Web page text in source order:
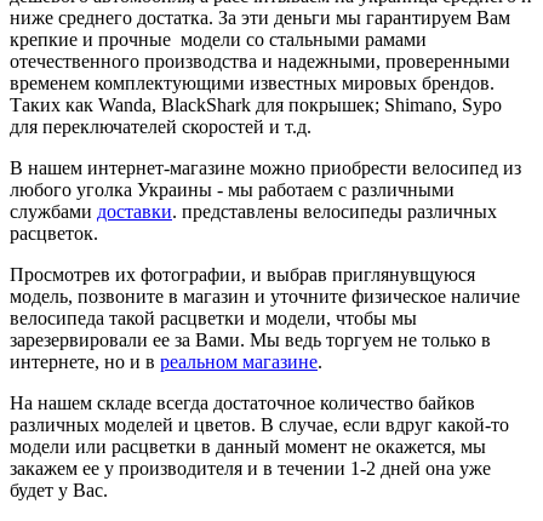
ниже среднего достатка. За эти деньги мы гарантируем Вам
крепкие и прочные модели со стальными рамами
отечественного производства и надежными, проверенными
временем комплектующими известных мировых брендов.
Таких как Wanda, BlackShark для покрышек; Shimano, Sypo
для переключателей скоростей и т.д.
В нашем интернет-магазине можно приобрести велосипед из
любого уголка Украины - мы работаем с различными
службами доставки. представлены велосипеды различных
расцветок.
Просмотрев их фотографии, и выбрав приглянувщуюся
модель, позвоните в магазин и уточните физическое наличие
велосипеда такой расцветки и модели, чтобы мы
зарезервировали ее за Вами. Мы ведь торгуем не только в
интернете, но и в реальном магазине.
На нашем складе всегда достаточное количество байков
различных моделей и цветов. В случае, если вдруг какой-то
модели или расцветки в данный момент не окажется, мы
закажем ее у производителя и в течении 1-2 дней она уже
будет у Вас.